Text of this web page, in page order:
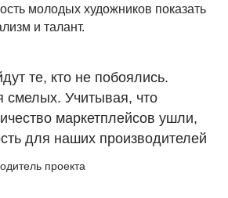
молодых художников показать
и талант.
те, кто не побоялись.
смелых. Учитывая, что
маркетплейсов ушли,
для наших производителей
проекта